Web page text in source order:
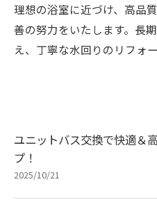
理想の浴室に近づけ、高品
善の努力をいたします。長
え、丁寧な水回りのリフォ
ユニットバス交換で快適＆
プ！
2025/10/21